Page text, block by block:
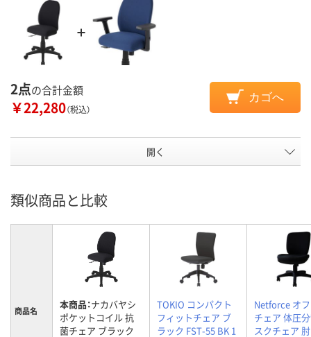
2点の合計金額
￥22,280（税込）
カゴへ
開く
類似商品と比較
商品名 本商品：ナカバヤシ
ポケットコイル 抗
菌チェア ブラック
TOKIO コンパクト
フィットチェア ブ
ラック FST-55 BK 1
Netforce オ
チェア 体圧
スクチェア